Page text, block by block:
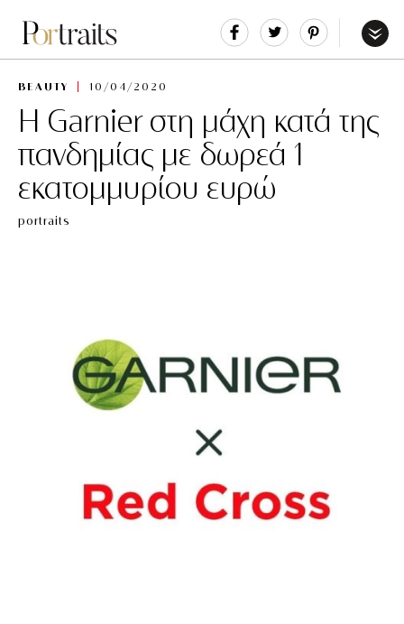
Share Tweet
BEAUTY 10/04/2020
H Garnier στη μάχη κατά της
πανδημίας με δωρεά 1
εκατομμυρίου ευρώ
portraits